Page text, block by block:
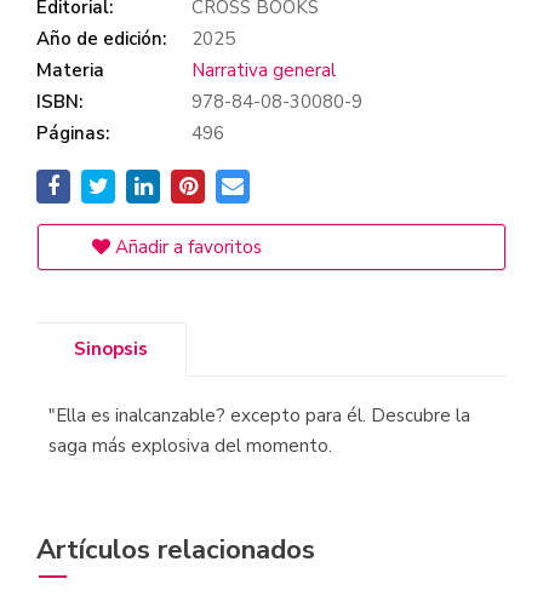
Editorial:
CROSS BOOKS
Año de edición:
2025
Materia
Narrativa general
ISBN:
978-84-08-30080-9
Páginas:
496
Añadir a favoritos
Sinopsis
"Ella es inalcanzable? excepto para él. Descubre la
saga más explosiva del momento.
Artículos relacionados